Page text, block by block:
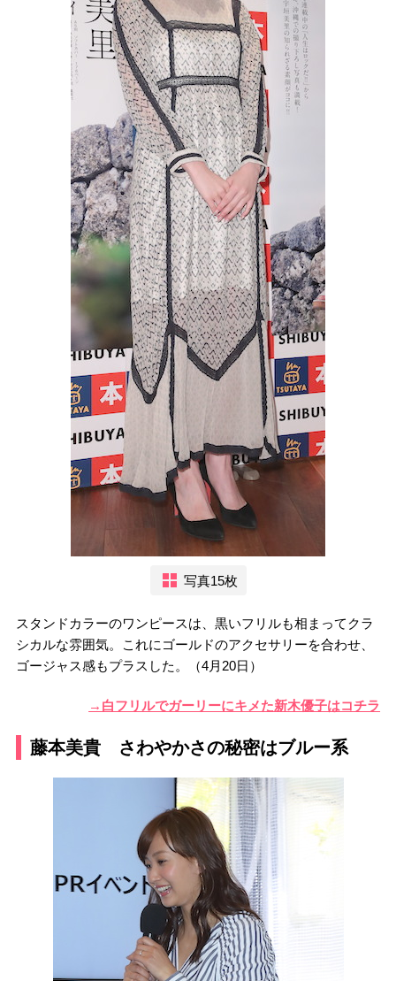
写真15枚
スタンドカラーのワンピースは、黒いフリルも相まってクラ
シカルな雰囲気。これにゴールドのアクセサリーを合わせ、
ゴージャス感もプラスした。（4月20日）
→白フリルでガーリーにキメた新木優子はコチラ
藤本美貴 さわやかさの秘密はブルー系